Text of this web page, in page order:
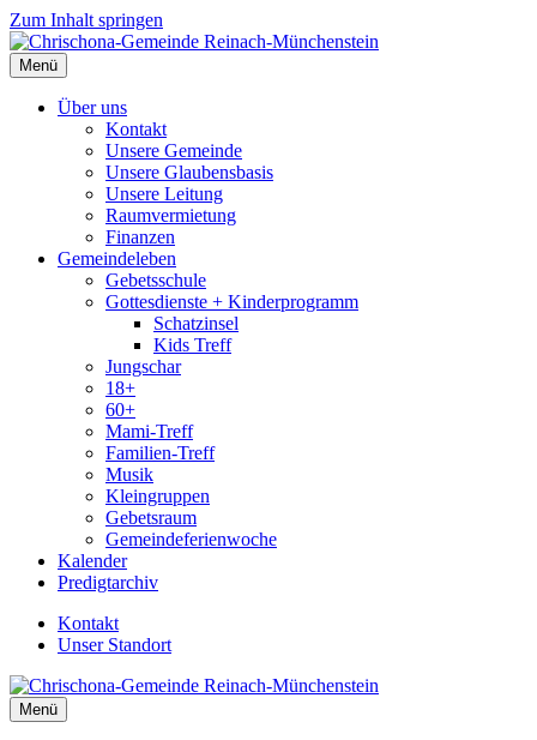
Zum Inhalt springen
Menü
Über uns
Kontakt
Unsere Gemeinde
Unsere Glaubensbasis
Unsere Leitung
Raumvermietung
Finanzen
Gemeindeleben
Gebetsschule
Gottesdienste + Kinderprogramm
Schatzinsel
Kids Treff
Jungschar
18+
60+
Mami-Treff
Familien-Treff
Musik
Kleingruppen
Gebetsraum
Gemeindeferienwoche
Kalender
Predigtarchiv
Kontakt
Unser Standort
Menü